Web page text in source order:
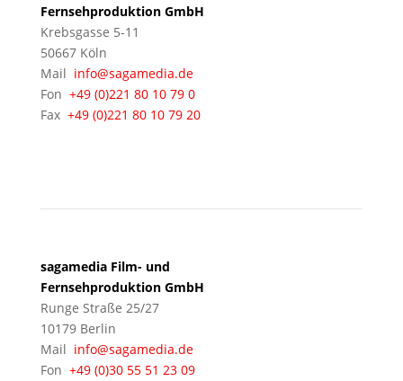
Fernsehproduktion GmbH
Krebsgasse 5-11
50667 Köln
Mail info@sagamedia.de
Fon +49 (0)221 80 10 79 0
Fax +49 (0)221 80 10 79 20
sagamedia Film- und
Fernsehproduktion GmbH
Runge Straße 25/27
10179 Berlin
Mail info@sagamedia.de
Fon +49 (0)30 55 51 23 09